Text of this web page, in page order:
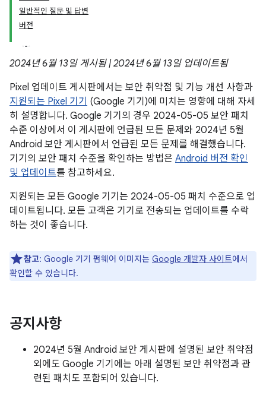
일반적인 질문 및 답변
버전
2024년 6월 13일 게시됨 | 2024년 6월 13일 업데이트됨
Pixel 업데이트 게시판에서는 보안 취약점 및 기능 개선 사항과
지원되는 Pixel 기기 (Google 기기)에 미치는 영향에 대해 자세
히 설명합니다. Google 기기의 경우 2024-05-05 보안 패치
수준 이상에서 이 게시판에 언급된 모든 문제와 2024년 5월
Android 보안 게시판에서 언급된 모든 문제를 해결했습니다.
기기의 보안 패치 수준을 확인하는 방법은 Android 버전 확인
및 업데이트를 참고하세요.
지원되는 모든 Google 기기는 2024-05-05 패치 수준으로 업
데이트됩니다. 모든 고객은 기기로 전송되는 업데이트를 수락
하는 것이 좋습니다.
참고: Google 기기 펌웨어 이미지는 Google 개발자 사이트에서
확인할 수 있습니다.
공지사항
2024년 5월 Android 보안 게시판에 설명된 보안 취약점
외에도 Google 기기에는 아래 설명된 보안 취약점과 관
련된 패치도 포함되어 있습니다.